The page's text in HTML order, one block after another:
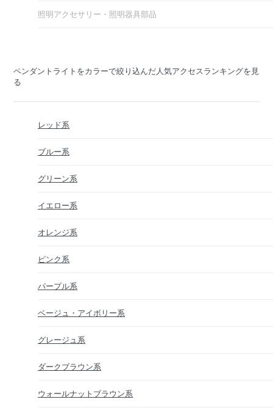
照明アクセサリー・照明器具部品
ペンダントライトをカラーで絞り込んだ人気アクセスランキングを見
る
レッド系
ブルー系
グリーン系
イエロー系
オレンジ系
ピンク系
パープル系
ベージュ・アイボリー系
グレージュ系
ダークブラウン系
ウォールナットブラウン系